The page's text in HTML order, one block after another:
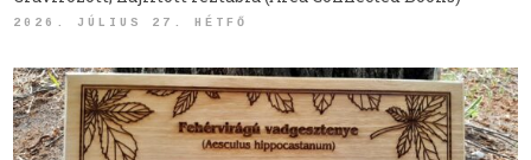
2026. JÚLIUS 27. HÉTFŐ